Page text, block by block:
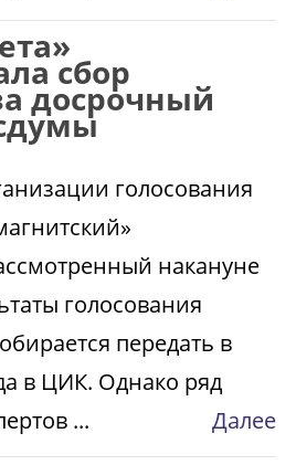
сбор
досрочный
голосования
накануне
голосования
передать в
в ЦИК. Однако ряд
...
Далее